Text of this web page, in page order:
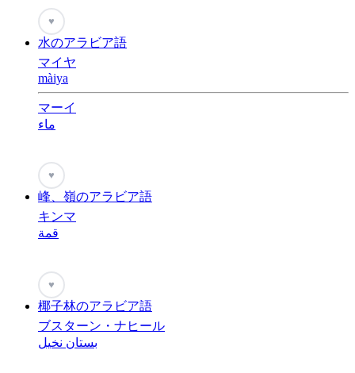
♥
水のアラビア語
マイヤ
màiya
マーイ
ماء
♥
峰、嶺のアラビア語
キンマ
قمة
♥
椰子林のアラビア語
ブスターン・ナヒール
بستان نخيل